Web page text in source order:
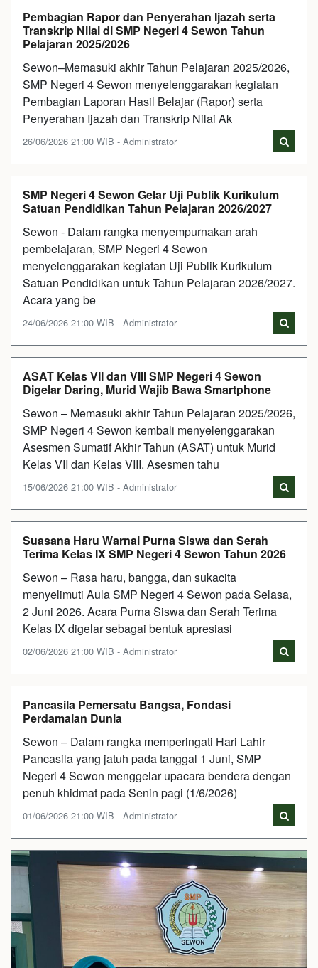
Pembagian Rapor dan Penyerahan Ijazah serta
Transkrip Nilai di SMP Negeri 4 Sewon Tahun
Pelajaran 2025/2026
Sewon–Memasuki akhir Tahun Pelajaran 2025/2026,
SMP Negeri 4 Sewon menyelenggarakan kegiatan
Pembagian Laporan Hasil Belajar (Rapor) serta
Penyerahan Ijazah dan Transkrip Nilai Ak
26/06/2026 21:00 WIB - Administrator
SMP Negeri 4 Sewon Gelar Uji Publik Kurikulum
Satuan Pendidikan Tahun Pelajaran 2026/2027
Sewon - Dalam rangka menyempurnakan arah
pembelajaran, SMP Negeri 4 Sewon
menyelenggarakan kegiatan Uji Publik Kurikulum
Satuan Pendidikan untuk Tahun Pelajaran 2026/2027.
Acara yang be
24/06/2026 21:00 WIB - Administrator
ASAT Kelas VII dan VIII SMP Negeri 4 Sewon
Digelar Daring, Murid Wajib Bawa Smartphone
Sewon – Memasuki akhir Tahun Pelajaran 2025/2026,
SMP Negeri 4 Sewon kembali menyelenggarakan
Asesmen Sumatif Akhir Tahun (ASAT) untuk Murid
Kelas VII dan Kelas VIII. Asesmen tahu
15/06/2026 21:00 WIB - Administrator
Suasana Haru Warnai Purna Siswa dan Serah
Terima Kelas IX SMP Negeri 4 Sewon Tahun 2026
Sewon – Rasa haru, bangga, dan sukacita
menyelimuti Aula SMP Negeri 4 Sewon pada Selasa,
2 Juni 2026. Acara Purna Siswa dan Serah Terima
Kelas IX digelar sebagai bentuk apresiasi
02/06/2026 21:00 WIB - Administrator
Pancasila Pemersatu Bangsa, Fondasi
Perdamaian Dunia
Sewon – Dalam rangka memperingati Hari Lahir
Pancasila yang jatuh pada tanggal 1 Juni, SMP
Negeri 4 Sewon menggelar upacara bendera dengan
penuh khidmat pada Senin pagi (1/6/2026)
01/06/2026 21:00 WIB - Administrator